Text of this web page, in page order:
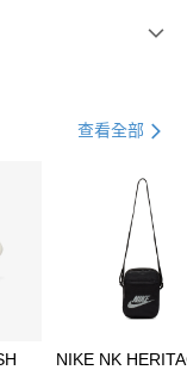
21家銀行
行
行
查看全部
NIKE NK